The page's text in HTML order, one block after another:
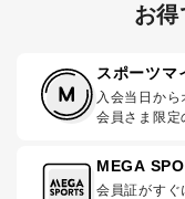
お
スポーツマ
入会当日から
会員さま限定
MEGA
会員証がすぐ